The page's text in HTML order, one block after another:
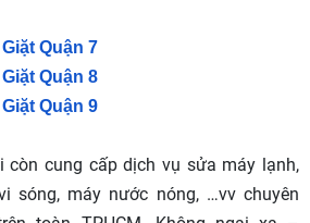
Quận 7
Quận 8
Quận 9
còn cung cấp dịch vụ sửa máy lạnh,
sóng, máy nước nóng, …vv chuyên